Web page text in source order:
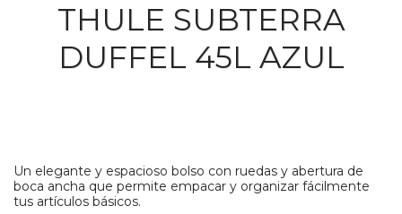
THULE SUBTERRA
DUFFEL 45L AZUL
Un elegante y espacioso bolso con ruedas y abertura de
boca ancha que permite empacar y organizar fácilmente
tus artículos básicos.